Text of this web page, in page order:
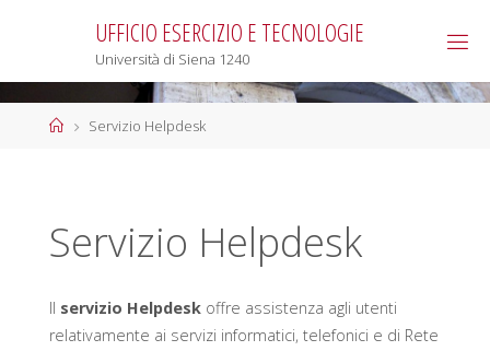
UFFICIO ESERCIZIO E TECNOLOGIE
Università di Siena 1240
HomeServizio Helpdesk
Servizio Helpdesk
Il servizio Helpdeskoffre assistenza agli utenti
relativamente ai servizi informatici, telefonici e di Rete